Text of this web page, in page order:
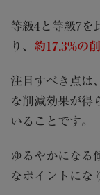
等級4と等級7を
り、 約17.3%の
注目すべき点は
な削減効果が得
いることです。
ゆるやかになる
なポイントにな